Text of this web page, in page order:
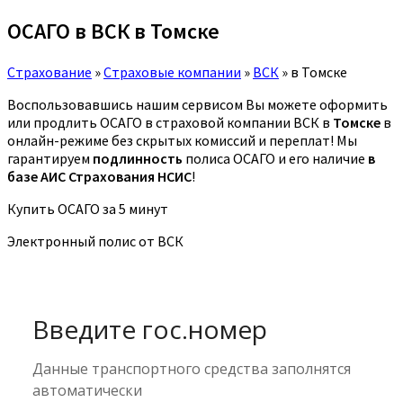
ОСАГО в ВСК в Томске
Страхование »Страховые компании » ВСК » в Томске
Воспользовавшись нашим сервисом Вы можете оформить
или продлить ОСАГО в страховой компании ВСК в Томске в
онлайн-режиме без скрытых комиссий и переплат! Мы
гарантируем подлинность полиса ОСАГО и его наличие в
базе АИС Страхования НСИС!
Купить ОСАГО за 5 минут
Электронный полис от ВСК